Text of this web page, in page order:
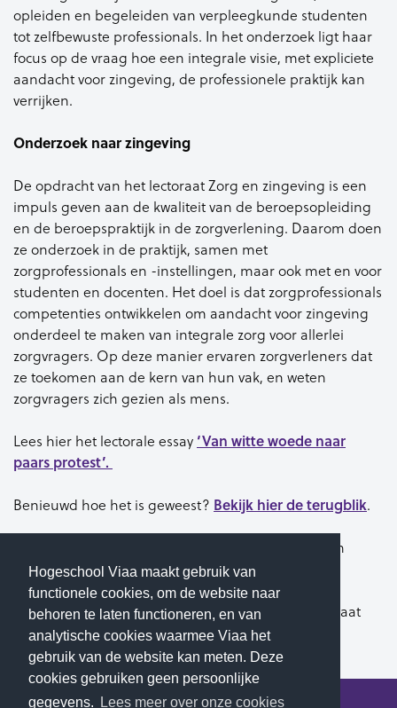
Hogeschool Viaa maakt gebruik van
functionele cookies, om de website naar
behoren te laten functioneren, en van
analytische cookies waarmee Viaa het
gebruik van de website kan meten. Deze
cookies gebruiken geen persoonlijke
gegevens.
Lees meer over onze cookies
opleiden en begeleiden van verpleegkunde studenten
tot zelfbewuste professionals. In het onderzoek ligt haar
focus op de vraag hoe een integrale visie, met expliciete
aandacht voor zingeving, de professionele praktijk kan
verrijken.
Onderzoek naar zingeving
De opdracht van het lectoraat Zorg en zingeving is een
impuls geven aan de kwaliteit van de beroepsopleiding
en de beroepspraktijk in de zorgverlening. Daarom doen
ze onderzoek in de praktijk, samen met
zorgprofessionals en -instellingen, maar ook met en voor
studenten en docenten. Het doel is dat zorgprofessionals
competenties ontwikkelen om aandacht voor zingeving
onderdeel te maken van integrale zorg voor allerlei
zorgvragers. Op deze manier ervaren zorgverleners dat
ze toekomen aan de kern van hun vak, en weten
zorgvragers zich gezien als mens.
Lees hier het lectorale essay ‘Van witte woede naar
paars protest’.
Benieuwd hoe het is geweest? Bekijk hier de terugblik.
Meer weten over het werk van het lectoraat Zorg en
zingeving?Bekijk dan hun webpagina
Op de hoogte blijven van activiteiten van het lectoraat
Zorg en zingeving?Volg hen op LinkedIn